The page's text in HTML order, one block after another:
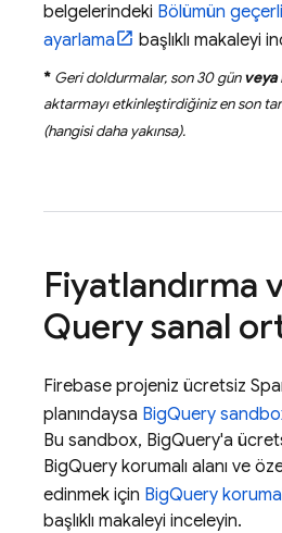
belgelerindeki Bölümün
ayarlama
başlıklı makaleyi
* Geri doldurmalar, son 30 günveya
aktarmayı etkinleştirdiğiniz en son
(hangisi daha yakınsa).
Fiyatlandırma
Querysanal
Firebase projeniz ücretsiz
planındaysa BigQuery
Bu sandbox, BigQuery'a
BigQuery korumalı alanı ve
edinmek için BigQuery
başlıklı makaleyi inceleyin.